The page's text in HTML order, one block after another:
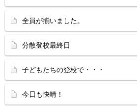
全員が揃いました。
分散登校最終日
子どもたちの登校で・・・
今日も快晴！